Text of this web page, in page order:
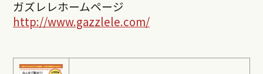
ガズレレホームページ
http://www.gazzlele.com/